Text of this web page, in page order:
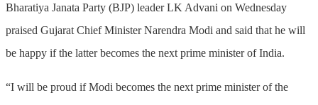
Bharatiya Janata Party (BJP) leader LK Advani on Wednesday
praised Gujarat Chief Minister Narendra Modi and said that he will
be happy if the latter becomes the next prime minister of India.
“I will be proud if Modi becomes the next prime minister of the